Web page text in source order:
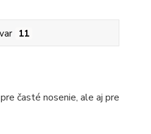
11
časté nosenie, ale aj pre